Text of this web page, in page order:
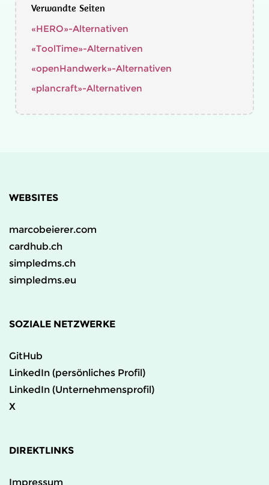
Verwandte Seiten
«HERO»-Alternativen
«ToolTime»-Alternativen
«openHandwerk»-Alternativen
«plancraft»-Alternativen
WEBSITES
marcobeierer.com
cardhub.ch
simpledms.ch
simpledms.eu
SOZIALE NETZWERKE
GitHub
LinkedIn (persönliches Profil)
LinkedIn (Unternehmensprofil)
X
DIREKTLINKS
Impressum